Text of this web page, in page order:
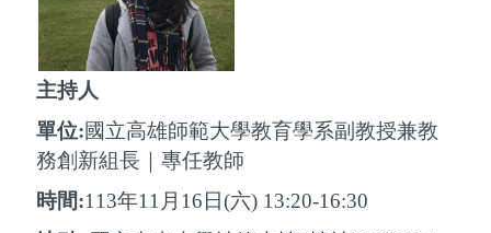
主持人
單位:國立高雄師範大學教育學系副教授兼教
務創新組長｜專任教師
時間:113年11 月 16 日(六) 13:20-16:30